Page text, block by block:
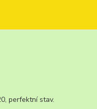
SU 20, perfektní stav.